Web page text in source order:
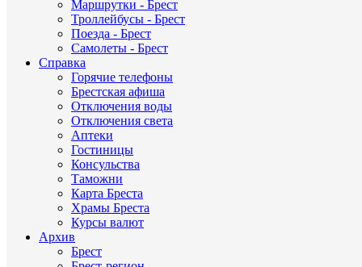
Маршрутки - Брест
Троллейбусы - Брест
Поезда - Брест
Самолеты - Брест
Справка
Горячие телефоны
Брестская афиша
Отключения воды
Отключения света
Аптеки
Гостиницы
Консульства
Таможни
Карта Бреста
Храмы Бреста
Курсы валют
Архив
Брест